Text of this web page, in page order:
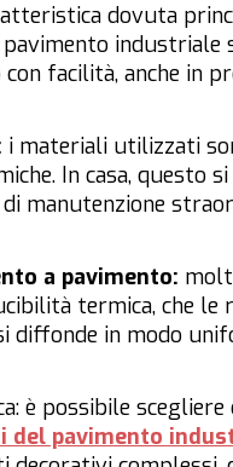
dovuta
pavimento
facilità, anche in
i materiali utilizzati
In casa,
manutenzione
a pavimento:
termica, che
diffonde in modo
è possibile
del pavimento